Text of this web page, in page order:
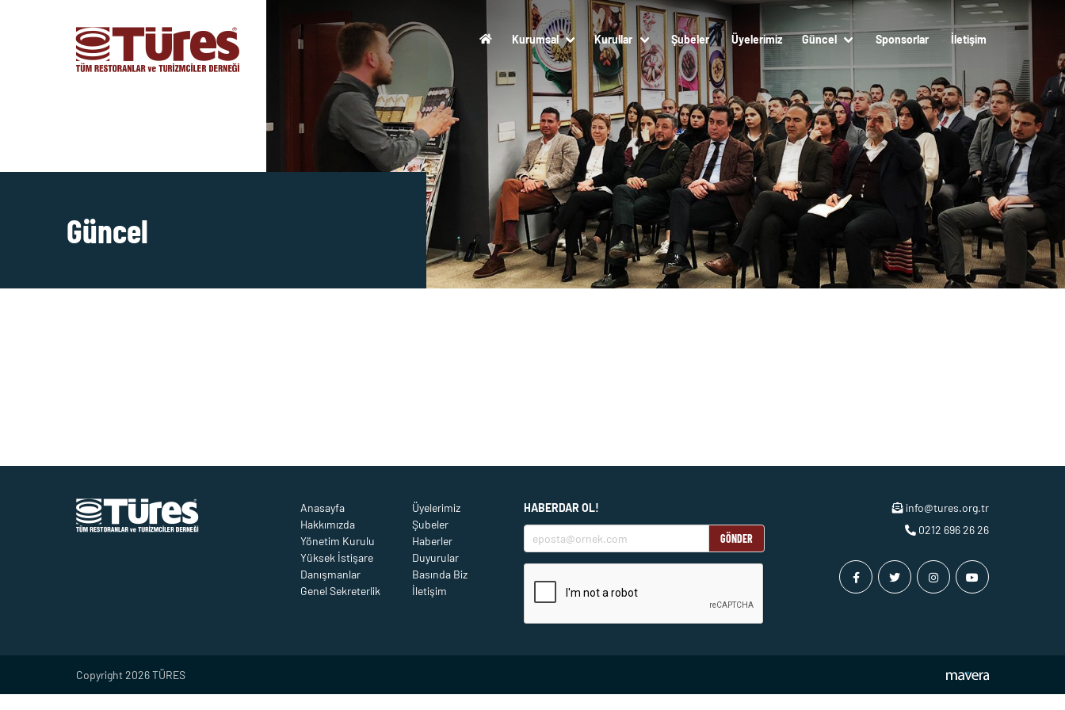
Kurumsal Kurullar Şubeler Üyelerimiz Güncel Sponsorlar İletişim
Güncel
Anasayfa
Hakkımızda
Yönetim Kurulu
Yüksek İstişare
Danışmanlar
Genel Sekreterlik
Üyelerimiz
Şubeler
Haberler
Duyurular
Basında Biz
İletişim
HABERDAR OL!
GÖNDER
info@tures.org.tr
0212 696 26 26
Copyright 2026 TÜRES